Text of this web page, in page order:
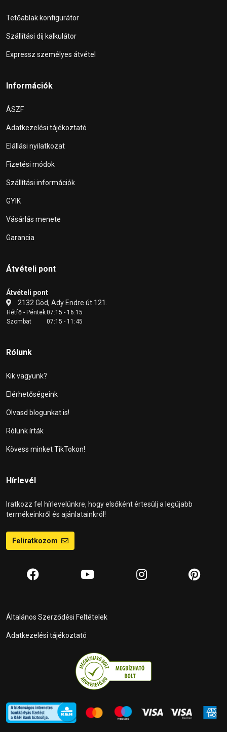
Tetőablak konfigurátor
Szállítási díj kalkulátor
Expressz személyes átvétel
Információk
ÁSZF
Adatkezelési tájékoztató
Elállási nyilatkozat
Fizetési módok
Szállítási információk
GYIK
Vásárlás menete
Garancia
Átvételi pont
Átvételi pont
2132 Göd, Ady Endre út 121.
Hétfő - Péntek07:15 - 16:15
Szombat
07:15 - 11:45
Rólunk
Kik vagyunk?
Elérhetőségeink
Olvasd blogunkat is!
Rólunk írták
Kövess minket TikTokon!
Hírlevél
Iratkozz fel hírlevelünkre, hogy elsőként értesülj a legújabb
termékeinkről és ajánlatainkról!
Feliratkozom
Általános Szerződési Feltételek
Adatkezelési tájékoztató